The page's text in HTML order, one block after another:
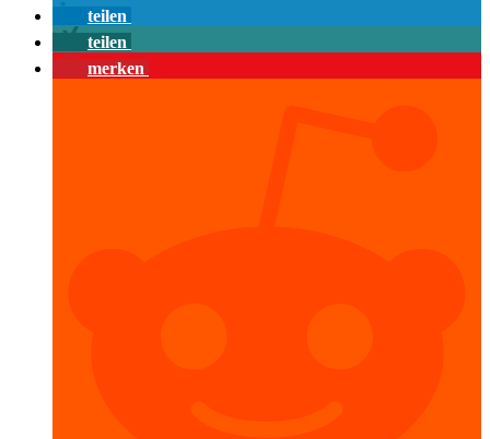
teilen
teilen
merken